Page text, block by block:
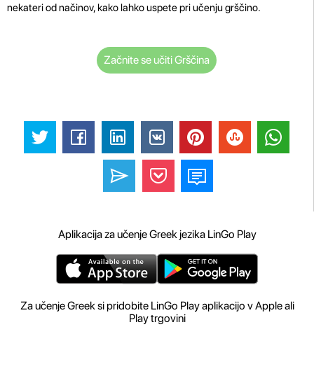
nekateri od načinov, kako lahko uspete pri učenju grščino.
Začnite se učiti Grščina
Aplikacija za učenje Greek jezika LinGo Play
Za učenje Greek si pridobite LinGo Play aplikacijo v Apple ali
Play trgovini